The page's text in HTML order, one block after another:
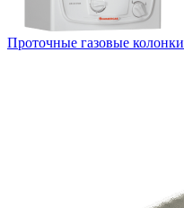
Проточные газовые колонки